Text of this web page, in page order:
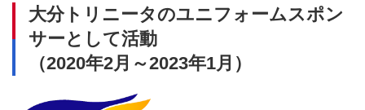
大分トリニータのユニフォームスポン
サーとして活動
（2020年2月～2023年1月）